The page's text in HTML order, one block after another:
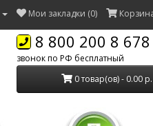
Мои закладки (0)
8 800 200 8 678
звонок по РФ бесплатный
0 товар(ов) - 0.00 р.